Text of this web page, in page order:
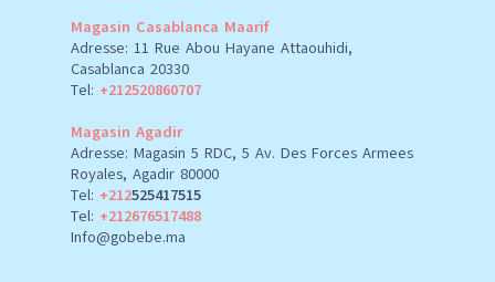
Magasin Casablanca Maarif
Adresse: 11 Rue Abou Hayane Attaouhidi,
Casablanca 20330
Tel: +212520860707
Magasin Agadir
Adresse: Magasin 5 RDC, 5 Av. Des Forces Armees
Royales, Agadir 80000
Tel: +212525417515
Tel: +212676517488
Info@gobebe.ma